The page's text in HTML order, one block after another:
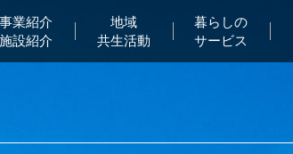
事業紹介
施設紹介
地域
共生活動
暮らしの
サービス